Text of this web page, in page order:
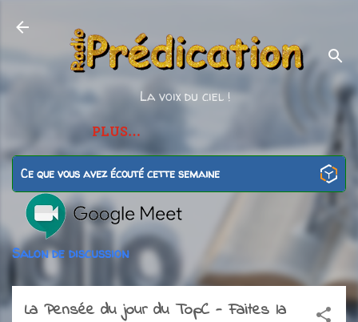
La voix du ciel !
PLUS…
Ce que vous avez écouté cette semaine
Salon de discussion
La Pensée du jour du TopC - Faites la